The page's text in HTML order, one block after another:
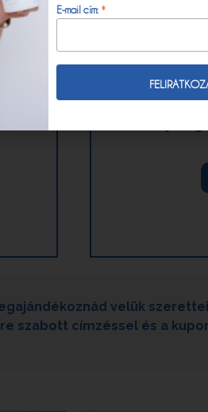
vagy
a
az
valamilyen
vagy akik
egészséges
akiknek
módon
Tudj
velük
szabott címzéssel és a
E-mail cím: *